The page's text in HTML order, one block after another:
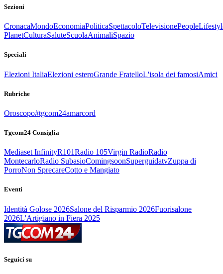
Sezioni
CronacaMondoEconomiaPoliticaSpettacoloTelevisionePeople
PlanetCulturaSaluteScuolaAnimaliSpazio
Speciali
Elezioni ItaliaElezioni esteroGrande FratelloL'isola dei famosiAmici
Rubriche
Oroscopo#tgcom24amarcord
Tgcom24 Consiglia
Mediaset InfinityR101Radio 105Virgin RadioRadio
MontecarloRadio SubasioComingsoonSuperguidatvZuppa di
PorroNon SprecareCotto e Mangiato
Eventi
Identità Golose 2026Salone del Risparmio 2026Fuorisalone
2026L'Artigiano in Fiera 2025
Seguici su